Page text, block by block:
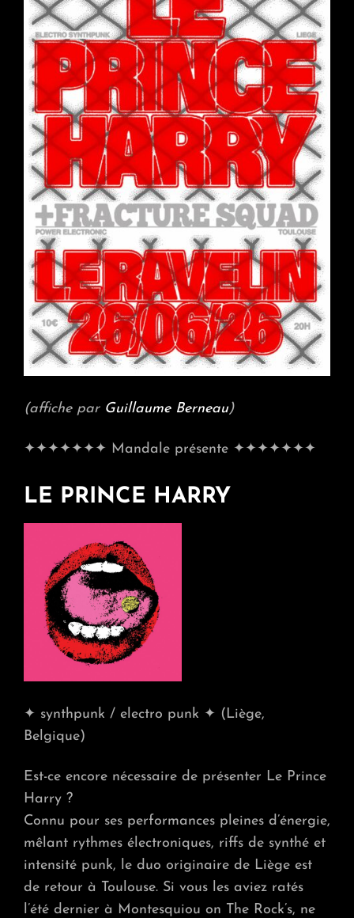
(affiche par Guillaume Berneau)
✦✦✦✦✦✦✦ Mandale présente ✦✦✦✦✦✦✦
LE PRINCE HARRY
✦ synthpunk / electro punk ✦ (Liège,
Belgique)
Est-ce encore nécessaire de présenter Le Prince
Harry ?
Connu pour ses performances pleines d’énergie,
mêlant rythmes électroniques, riffs de synthé et
intensité punk, le duo originaire de Liège est
de retour à Toulouse. Si vous les aviez ratés
l’été dernier à Montesquiou on The Rock’s, ne